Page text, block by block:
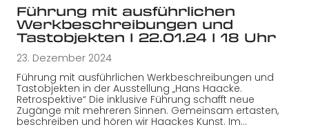
Führung mit ausführlichen
Werkbeschreibungen und
Tastobjekten I 22.01.24 I 18 Uhr
23. Dezember 2024
Führung mit ausführlichen Werkbeschreibungen und
Tastobjekten in der Ausstellung „Hans Haacke.
Retrospektive“ Die inklusive Führung schafft neue
Zugänge mit mehreren Sinnen. Gemeinsam ertasten,
beschreiben und hören wir Haackes Kunst. Im…